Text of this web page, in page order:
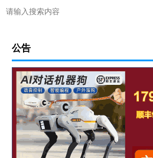
公告